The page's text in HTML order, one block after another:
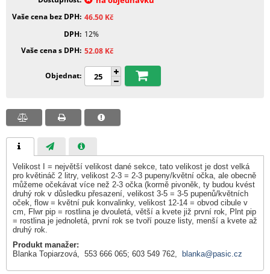
Vaše cena bez DPH 46.50 Kč
DPH 12%
Vaše cena s DPH 52.08 Kč
Objednat
Velikost I = největší velikost dané sekce, tato velikost je dost velká
pro květináč 2 litry, velikost 2-3 = 2-3 pupeny/květní očka, ale obecně
můžeme očekávat více než 2-3 očka (kormě pivoněk, ty budou kvést
druhý rok v důsledku přesazení, velikost 3-5 = 3-5 pupenů/květních
oček, flow = květní puk konvalinky, velikost 12-14 = obvod cibule v
cm, Flwr pip = rostlina je dvouletá, větší a kvete již první rok, Plnt pip
= rostlina je jednoletá, první rok se tvoří pouze listy, menší a kvete až
druhý rok.
Produkt manažer:
Blanka Topiarzová, 553 666 065; 603 549 762,
blanka@pasic.cz